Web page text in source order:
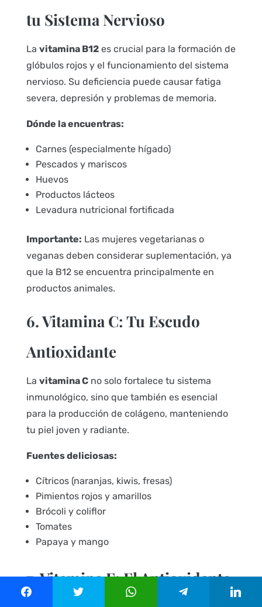
tu Sistema Nervioso
La vitamina B12es crucial para la formación de
glóbulos rojos y el funcionamiento del sistema
nervioso. Su deficiencia puede causar fatiga
severa, depresión y problemas de memoria.
Dónde la encuentras:
Carnes (especialmente hígado)
Pescados y mariscos
Huevos
Productos lácteos
Levadura nutricional fortificada
Importante: Las mujeres vegetarianas o
veganas deben considerar suplementación, ya
que la B12 se encuentra principalmente en
productos animales.
6. Vitamina C: Tu Escudo
Antioxidante
La vitamina Cno solo fortalece tu sistema
inmunológico, sino que también es esencial
para la producción de colágeno, manteniendo
tu piel joven y radiante.
Fuentes deliciosas:
Cítricos (naranjas, kiwis, fresas)
Pimientos rojos y amarillos
Brócoli y coliflor
Tomates
Papaya y mango
7. Vitamina E: El Antioxidante